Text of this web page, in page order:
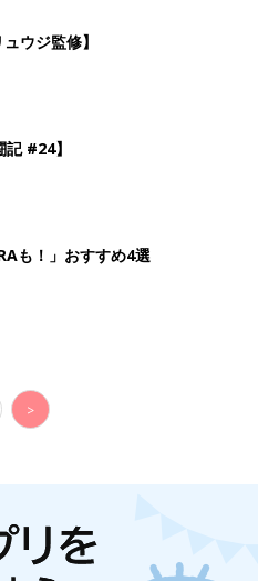
ウジ監修】
#24】
も！」おすすめ4選
>